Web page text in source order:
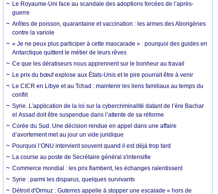
Le Royaume-Uni face au scandale des adoptions forcées de l’après-
guerre
Arêtes de poisson, quarantaine et vaccination : les armes des Aborigènes
contre la variole
« Je ne peux plus participer à cette mascarade » : pourquoi des guides en
Antarctique quittent le métier de leurs rêves
Ce que les dératiseurs nous apprennent sur le bonheur au travail
Le prix du bœuf explose aux États-Unis et le pire pourrait être à venir
Le CICR en Libye et au Tchad : maintenir les liens familiaux au temps du
conflit
Syrie. L’application de la loi sur la cybercriminalité datant de l’ère Bachar
el Assad doit être suspendue dans l’attente de sa réforme
Corée du Sud. Une décision rendue en appel dans une affaire
d’avortement met au jour un vide juridique
Pourquoi l’ONU intervient souvent quand il est déjà trop tard
La course au poste de Secrétaire général s'intensifie
Commerce mondial : les prix flambent, les échanges ralentissent
Syrie : parmi les disparus, quelques survivants
Détroit d'Ormuz : Guterres appelle à stopper une escalade « hors de